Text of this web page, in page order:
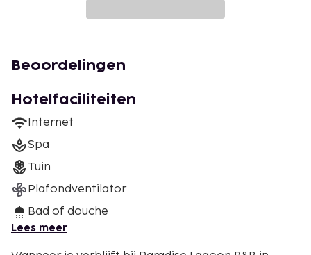
Beoordelingen
Hotelfaciliteiten
Internet
Spa
Tuin
Plafondventilator
Bad of douche
Lees meer